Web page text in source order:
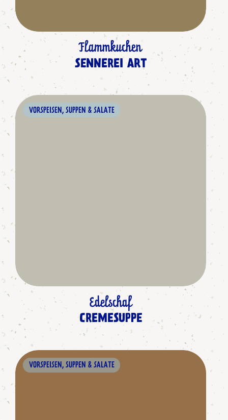
Flammkuchen
SENNEREI ART
VORSPEISEN, SUPPEN & SALATE
Edelschaf
CREMESUPPE
VORSPEISEN, SUPPEN & SALATE